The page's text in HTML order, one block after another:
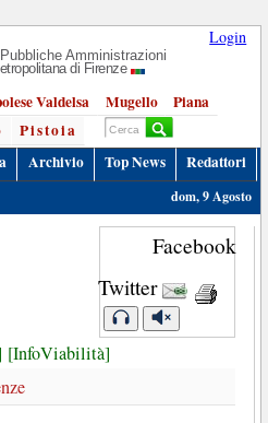
Login
Amministrazioni
di Firenze
Valdelsa Mugello
Piana
Pistoia
Archivio Top News
Redattori
dom, 9 Agosto
Facebook
Twitter
[InfoViabilità]